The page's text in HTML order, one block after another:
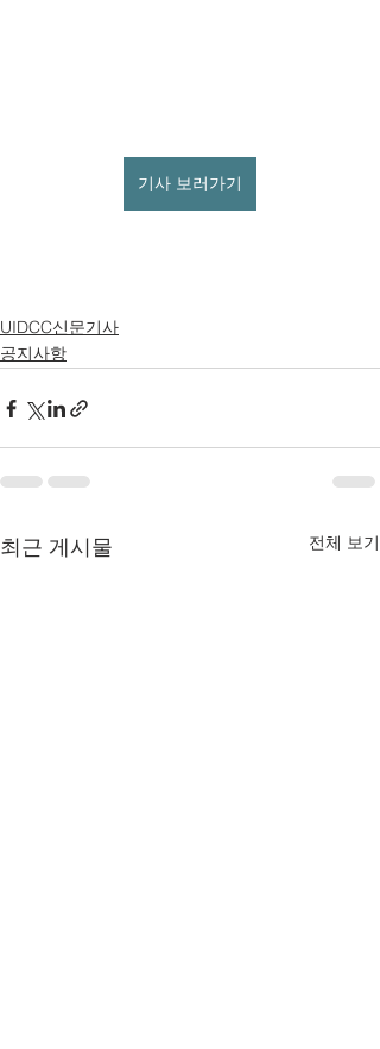
기사 보러가기
UIDCC신문기사
공지사항
최근 게시물 전체 보기